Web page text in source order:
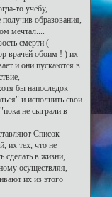
то учёбу,
получив образования,
мечтал....
смерти (
врачей обоим ! ) их
и они пускаются в
бы напоследок
и исполнить свои
не сыграли в
Список
их тех, что не
сделать в жизни,
осуществляя,
их из этого